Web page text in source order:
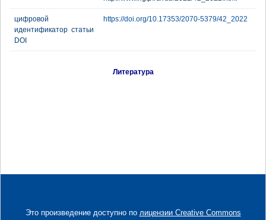
цифровой
идентификатор статьи
DOI
https://doi.org/10.17353/2070-5379/42_2022
Литература
Это произведение доступно по лицензии Creative Commons